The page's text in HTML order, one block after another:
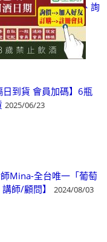
Share】線上選酒、詢
批發，看這裡!
日到貨 會員加碼】6瓶
2025/06/23
師Mina-全台唯一「葡萄
師/顧問】
2024/08/03